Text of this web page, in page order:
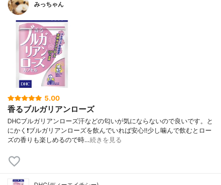
みっちゃん
5.00
香るブルガリアンローズ
DHCブルガリアンローズ汗などの匂いが気にならないので良いです。と
にかく❗️ブルガリアンローズを飲んでいれば安心‼️少し噛んで飲むとロー
ズの香りも楽しめるので時…続きを見る